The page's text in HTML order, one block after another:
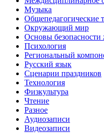
Музыка
Общепедагогические
Окружающий мир
Основы безопасности
Психология
Региональный
Русский язык
Сценарии праздников
Технология
Физкультура
Чтение
Разное
Аудиозаписи
Видеозаписи